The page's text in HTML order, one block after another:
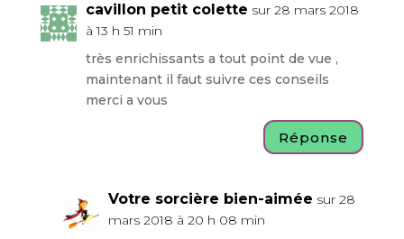
cavillon petit colette sur 28 mars 2018
à 13 h 51 min
très enrichissants a tout point de vue ,
maintenant il faut suivre ces conseils
merci a vous
Réponse
Votre sorcière bien-aimée sur 28
mars 2018 à 20 h 08 min